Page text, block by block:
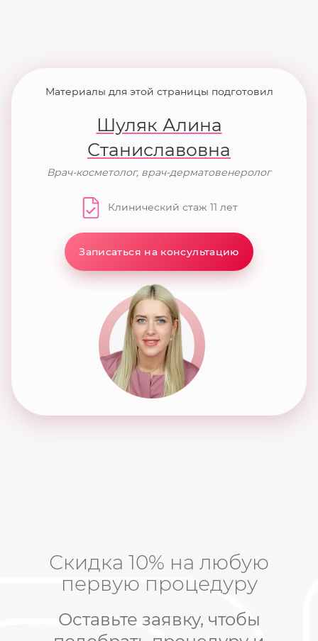
Материалы для этой страницы подготовил
Шуляк Алина
Станиславовна
Врач-косметолог, врач-дерматовенеролог
Клинический стаж 11 лет
Записаться на консультацию
Скидка 10% на любую
первую процедуру
Оставьте заявку, чтобы